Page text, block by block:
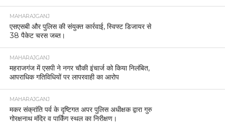
MAHARAJGANJ
एसएसबी और पुलिस की संयुक्त कार्रवाई, स्विफ्ट डिजायर से
38 पैकेट चरस जब्त।
MAHARAJGANJ
महराजगंज में एसपी ने नगर चौकी इंचार्ज को किया निलंबित,
आपराधिक गतिविधियों पर लापरवाही का आरोप
MAHARAJGANJ
मकर संक्रांति पर्व के दृष्टिगत अपर पुलिस अधीक्षक द्वारा गुरु
गोरक्षनाथ मंदिर व पार्किंग स्थल का निरीक्षण।